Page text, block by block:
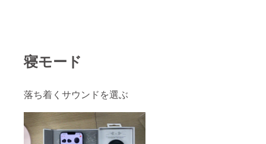
寝モード
落ち着くサウンドを選ぶ